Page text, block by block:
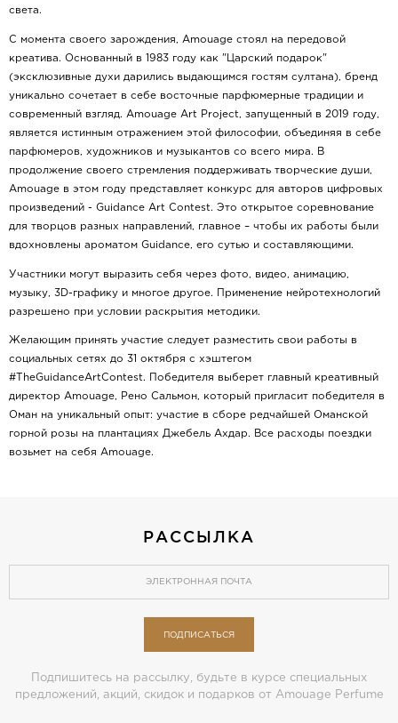
света.
С момента своего зарождения, Amouage стоял на передовой
креатива. Основанный в 1983 году как "Царский подарок"
(эксклюзивные духи дарились выдающимся гостям султана), бренд
уникально сочетает в себе восточные парфюмерные традиции и
современный взгляд. Amouage Art Project, запущенный в 2019 году,
является истинным отражением этой философии, объединяя в себе
парфюмеров, художников и музыкантов со всего мира. В
продолжение своего стремления поддерживать творческие души,
Amouage в этом году представляет конкурс для авторов цифровых
произведений - Guidance Art Contest. Это открытое соревнование
для творцов разных направлений, главное – чтобы их работы были
вдохновлены ароматом Guidance, его сутью и составляющими.
Участники могут выразить себя через фото, видео, анимацию,
музыку, 3D-графику и многое другое. Применение нейротехнологий
разрешено при условии раскрытия методики.
Желающим принять участие следует разместить свои работы в
социальных сетях до 31 октября с хэштегом
#TheGuidanceArtContest. Победителя выберет главный креативный
директор Amouage, Рено Сальмон, который пригласит победителя в
Оман на уникальный опыт: участие в сборе редчайшей Оманской
горной розы на плантациях Джебель Ахдар. Все расходы поездки
возьмет на себя Amouage.
РАССЫЛКА
ПОДПИСАТЬСЯ
Подпишитесь на рассылку, будьте в курсе специальных
предложений, акций, скидок и подарков от Amouage Perfume